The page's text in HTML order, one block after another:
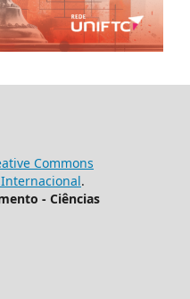
Commons
.
- Ciências